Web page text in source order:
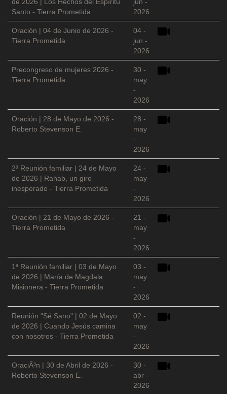
Santo - Tierra Prometida
2026
Oración | 04 de Junio de 2026 -
Tierra Prometida
04 -
jun -
2026
Precongreso de mujeres 2026 -
Tierra Prometida
30 -
may
-
2026
Oración | 28 de Mayo de 2026 -
Roberto Stevenson E.
28 -
may
-
2026
2ª Reunión familiar | 24 de Mayo
de 2026 | Rahab, un giro
inesperado - Tierra Prometida
24 -
may
-
2026
Oración | 21 de Mayo de 2026 -
Tierra Prometida
21 -
may
-
2026
1ª Reunión familiar | 03 de Mayo
de 2026 | María de Magdala
Misionera - Tierra Prometida
03 -
may
-
2026
Reunión "Sé Sano" | 02 de Mayo
de 2026 | Cuando Jesús camina
con nosotros - Tierra Prometida
02 -
may
-
2026
OraciÃ³n | 30 de Abril de 2026 -
Roberto Stevenson E.
30 -
abr -
2026